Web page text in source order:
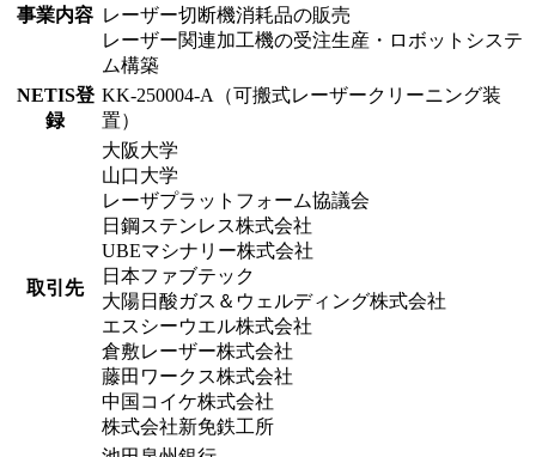
事業内容 レーザー切断機消耗品の販売
レーザー関連加工機の受注生産・ロボットシステ
ム構築
NETIS登
録
KK-250004-A（可搬式レーザークリーニング装
置）
取引先
大阪大学
山口大学
レーザプラットフォーム協議会
日鋼ステンレス株式会社
UBEマシナリー株式会社
日本ファブテック
大陽日酸ガス＆ウェルディング株式会社
エスシーウエル株式会社
倉敷レーザー株式会社
藤田ワークス株式会社
中国コイケ株式会社
株式会社新免鉄工所